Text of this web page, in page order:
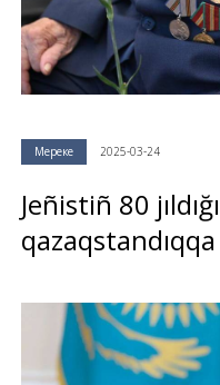
Мереке 2025-03-24
Jeñistiñ 80